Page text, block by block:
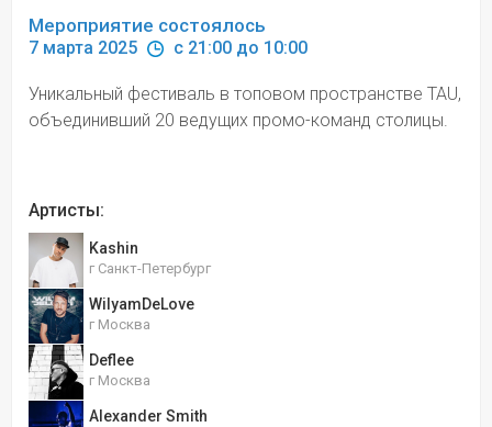
Мероприятие состоялось
7 марта 2025 c 21:00 до 10:00
Уникальный фестиваль в топовом пространстве TAU,
объединивший 20 ведущих промо-команд столицы.
Артисты:
Kashin
г Санкт-Петербург
WilyamDeLove
г Москва
Deflee
г Москва
Alexander Smith